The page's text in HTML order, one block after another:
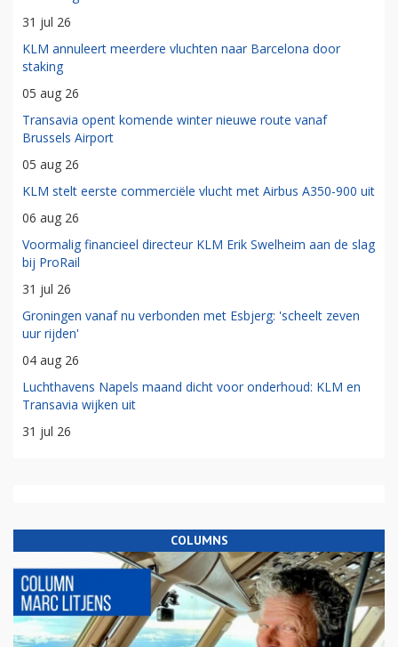
31 jul 26
KLM annuleert meerdere vluchten naar Barcelona door
staking
05 aug 26
Transavia opent komende winter nieuwe route vanaf
Brussels Airport
05 aug 26
KLM stelt eerste commerciële vlucht met Airbus A350-900 uit
06 aug 26
Voormalig financieel directeur KLM Erik Swelheim aan de slag
bij ProRail
31 jul 26
Groningen vanaf nu verbonden met Esbjerg: 'scheelt zeven
uur rijden'
04 aug 26
Luchthavens Napels maand dicht voor onderhoud: KLM en
Transavia wijken uit
31 jul 26
COLUMNS